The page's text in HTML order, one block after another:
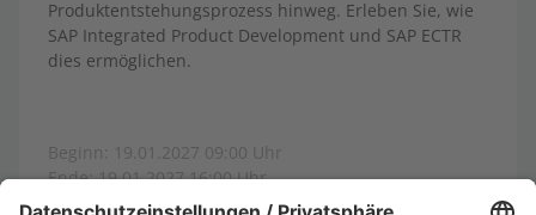
Produktentstehungsprozess hinweg. Erleben Sie, wie
SAP Integrated Product Development und SAP ECTR
dies ermöglichen.
Beginn: 19.01.2027 09:00 Uhr
Ende: 19.01.2027 16:00 Uhr
Ort: Karlsruhe